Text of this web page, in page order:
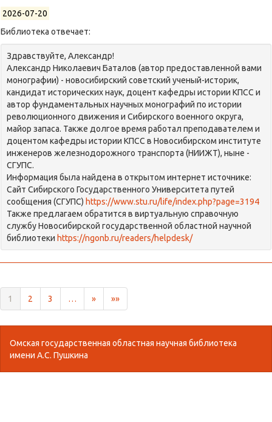
2026-07-20
Библиотека отвечает:
Здравствуйте, Александр!
Александр Николаевич Баталов (автор предоставленной вами
монографии) - новосибирский советский ученый-историк,
кандидат исторических наук, доцент кафедры истории КПСС и
автор фундаментальных научных монографий по истории
революционного движения и Сибирского военного округа,
майор запаса. Также долгое время работал преподавателем и
доцентом кафедры истории КПСС в Новосибирском институте
инженеров железнодорожного транспорта (НИИЖТ), ныне -
СГУПС.
Информация была найдена в открытом интернет источнике:
Сайт Сибирского Государственного Университета путей
сообщения (СГУПС) https://www.stu.ru/life/index.php?page=3194
Также предлагаем обратится в виртуальную справочную
службу Новосибирской государственной областной научной
библиотеки https://ngonb.ru/readers/helpdesk/
1 2 3 … » »»
Омская государственная областная научная библиотека
имени А.С. Пушкина